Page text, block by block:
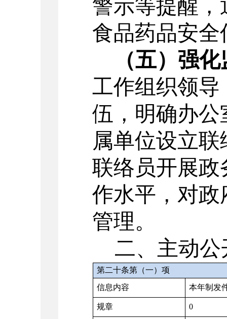
警示等提醒，
食品药品安全
（五）强
工作组织领
伍，明确办
属单位设立
联络员开展
作水平，对
管理。
二、主动
第二十条第（一）项
信息内容
本年制发
规章 0